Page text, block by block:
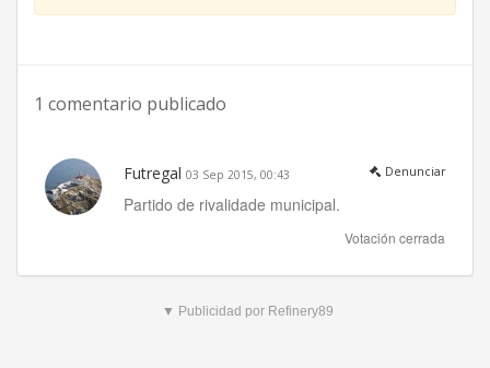
1 comentario publicado
Futregal 03 Sep 2015, 00:43 Denunciar
Partido de rivalidade municipal.
Votación cerrada
▼ Publicidad por Refinery89